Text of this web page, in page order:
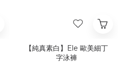
【純真素白】Ele 歐美細丁
字泳褲​